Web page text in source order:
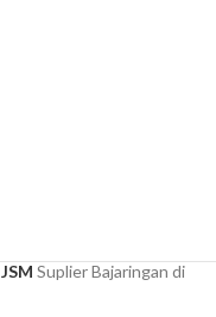
JSM Suplier Bajaringan di